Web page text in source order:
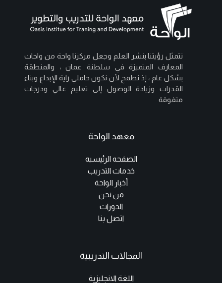
تتمثل رؤيتنا بنشر العلم وجعل مركزنا واحة من واحات
المعارف المتميزة في سلطنة عمان ، والمنطقة
بشكل عام ، إذ نطمح لأن نكون حاملي راية الإبداع وبناء
القدرات وزيادة الوصول إلى تعليم عالي ودرجات
متفوقة
معهد الواحة
الصفحه الرئيسيه
خدمات التدريب
أخبار الواحة
من نحن
الدورات
اتصل بنا
المجالات التدريبية
اللغة الانجليزية